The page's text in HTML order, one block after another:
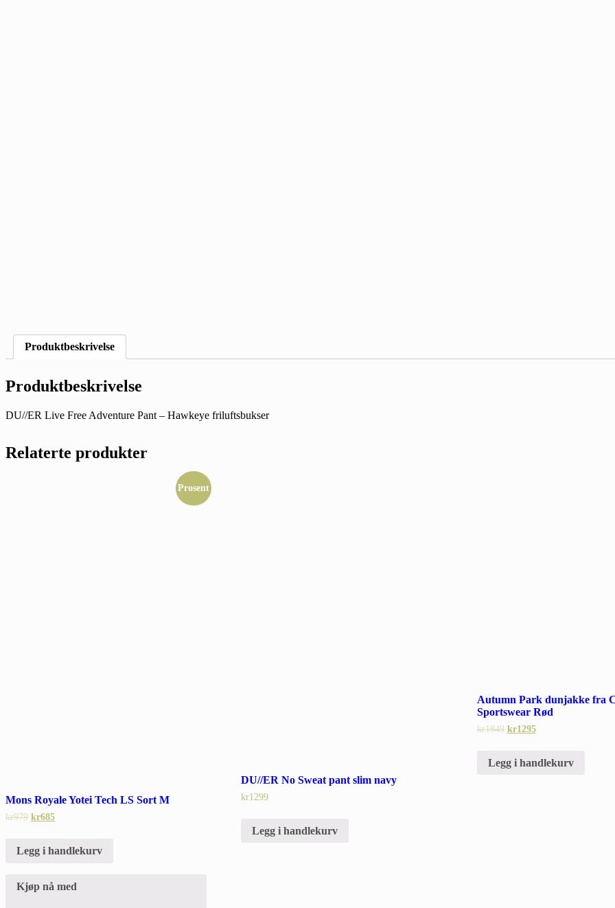
Produktbeskrivelse
Produktbeskrivelse
DU//ER Live Free Adventure Pant – Hawkeye friluftsbukser
Relaterte produkter
Prosent
Mons Royale Yotei Tech LS Sort M
kr979 kr685
Legg i handlekurv
Kjøp nå med
DU//ER No Sweat pant slim navy
kr1299
Legg i handlekurv
Autumn Park dunjakke fra
Sportswear Rød
kr1849 kr1295
Legg i handlekurv